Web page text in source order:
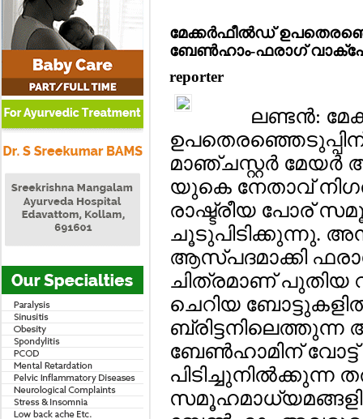
മേക്കര്‍ഫീല്‍ഡ്
ബേണ്‍ഹാം-ഫരാഗ്
reporter
ലണ്ടന്‍:
ഉപതെരഞ്ഞെടുപ്പിന്
മാഞ്ചസ്റ്റര്‍
യുകെ നേതാവ്
രാഷ്ട്രീയ പോര്
ചൂടുപിടിക്കുന്നു.
ആസ്പദമാക്കി
ചിത്രമാണ് പുതിയ
ചെറിയ
ബേണ്‍ഹാമിന്